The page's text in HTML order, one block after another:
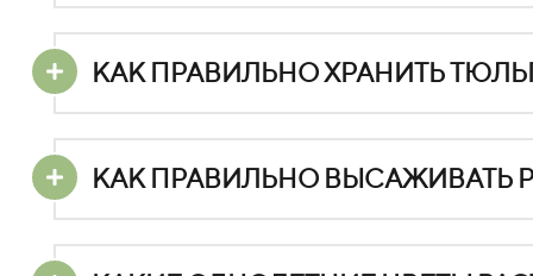
КАК ПРАВИЛЬНО ХРАНИТЬ
КАК ПРАВИЛЬНО ВЫСАЖИВАТЬ